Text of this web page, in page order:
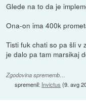
Glede na to da je
Ona-on ima 400k
Tisti fuk chati so pa šli v
je dalo pa tam marsikaj
Zgodovina sprememb…
spremenil: Invictus (9. avg